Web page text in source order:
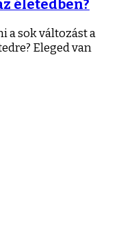
életedben?
a sok változást a
Eleged van